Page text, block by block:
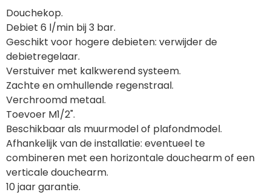
Douchekop.
Debiet 6 l/min bij 3 bar.
Geschikt voor hogere debieten: verwijder de
debietregelaar.
Verstuiver met kalkwerend systeem.
Zachte en omhullende regenstraal.
Verchroomd metaal.
Toevoer M1/2".
Beschikbaar als muurmodel of plafondmodel.
Afhankelijk van de installatie: eventueel te
combineren met een horizontale douchearm of een
verticale douchearm.
10 jaar garantie.